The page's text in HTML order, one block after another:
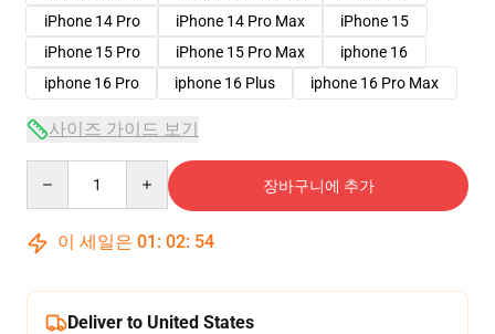
iPhone 14 Pro
iPhone 14 Pro Max
iPhone 15
iPhone 15 Pro
iPhone 15 Pro Max
iphone 16
iphone 16 Pro
iphone 16 Plus iphone 16 Pro Max
사이즈 가이드 보기
장바구니에 추가
이 세일은 01 : 02: 54
Deliver to United States